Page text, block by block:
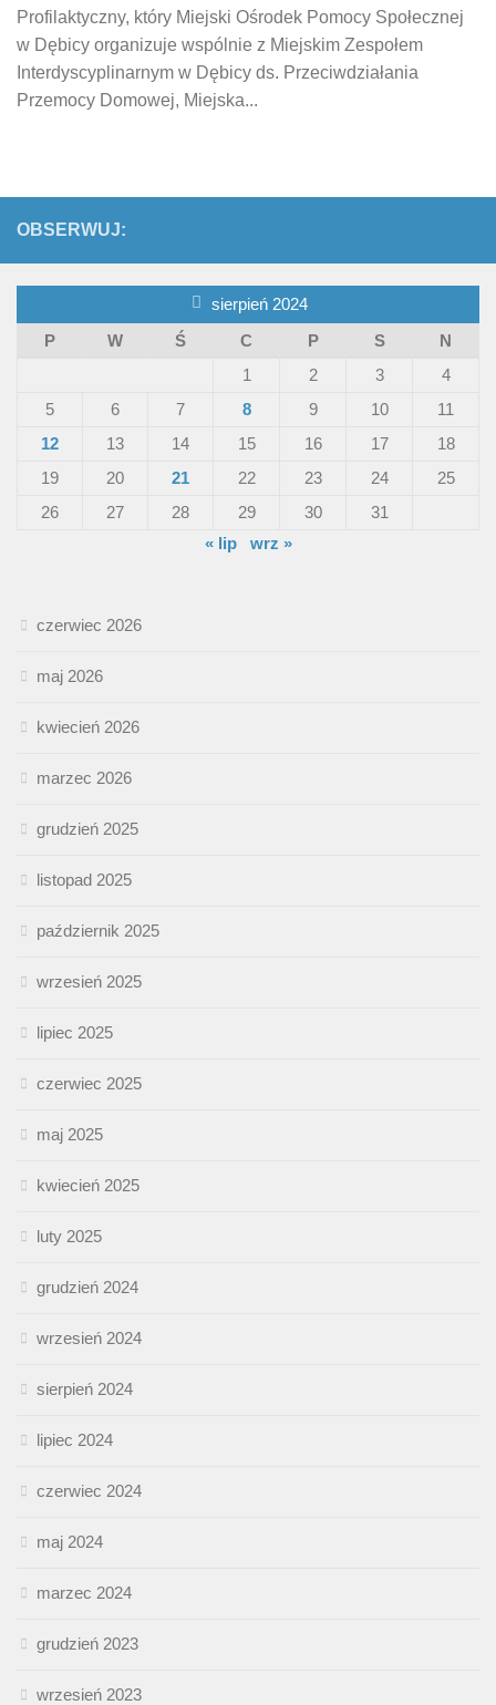
Profilaktyczny, który Miejski Ośrodek Pomocy Społecznej
w Dębicy organizuje wspólnie z Miejskim Zespołem
Interdyscyplinarnym w Dębicy ds. Przeciwdziałania
Przemocy Domowej, Miejska...
OBSERWUJ:
sierpień 2024
P
W Ś C P S
N
1
2 3
4
5
6 7 8 9 10
11
12
13 14 15 16 17
18
19
20 21 22 23 24
25
26
27 28 29 30
31
« lip
wrz »
czerwiec 2026
maj 2026
kwiecień 2026
marzec 2026
grudzień 2025
listopad 2025
październik 2025
wrzesień 2025
lipiec 2025
czerwiec 2025
maj 2025
kwiecień 2025
luty 2025
grudzień 2024
wrzesień 2024
sierpień 2024
lipiec 2024
czerwiec 2024
maj 2024
marzec 2024
grudzień 2023
wrzesień 2023